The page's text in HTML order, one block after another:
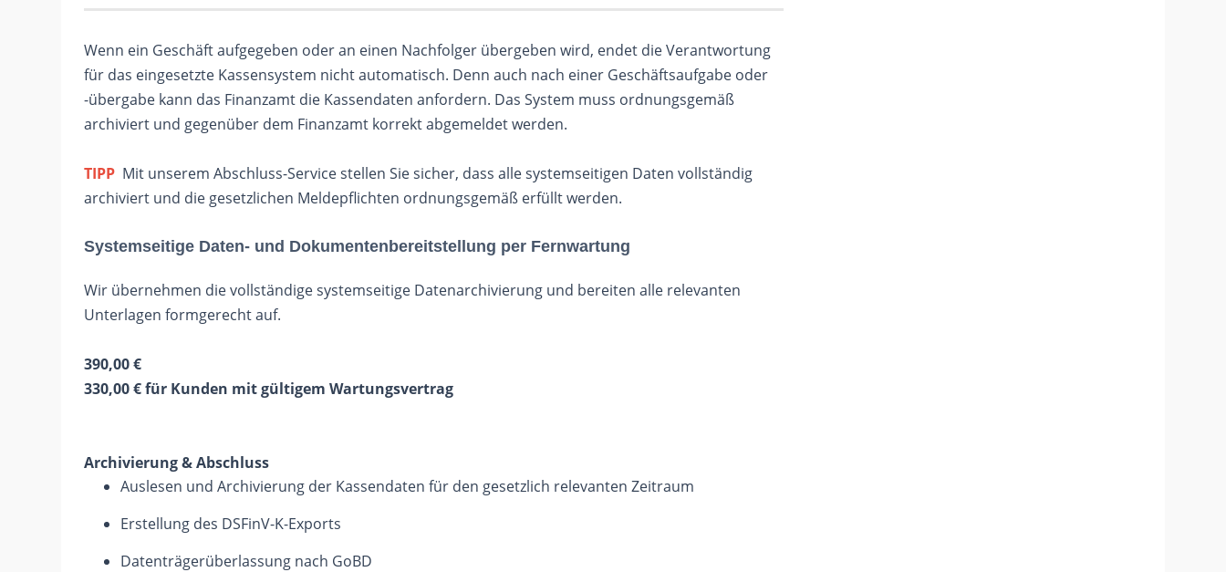
Wenn ein Geschäft aufgegeben oder an einen Nachfolger übergeben wird, endet die Verantwortung
für das eingesetzte Kassensystem nicht automatisch. Denn auch nach einer Geschäftsaufgabe oder
-übergabe kann das Finanzamt die Kassendaten anfordern. Das System muss ordnungsgemäß
archiviert und gegenüber dem Finanzamt korrekt abgemeldet werden.
TIPP Mit unserem Abschluss-Service stellen Sie sicher, dass alle systemseitigen Daten vollständig
archiviert und die gesetzlichen Meldepflichten ordnungsgemäß erfüllt werden.
Systemseitige Daten- und Dokumentenbereitstellung per Fernwartung
Wir übernehmen die vollständige systemseitige Datenarchivierung und bereiten alle relevanten
Unterlagen formgerecht auf.
390,00 €
330,00 € für Kunden mit gültigem Wartungsvertrag
Archivierung & Abschluss
Auslesen und Archivierung der Kassendaten für den gesetzlich relevanten Zeitraum
Erstellung des DSFinV-K-Exports
Datenträgerüberlassung nach GoBD